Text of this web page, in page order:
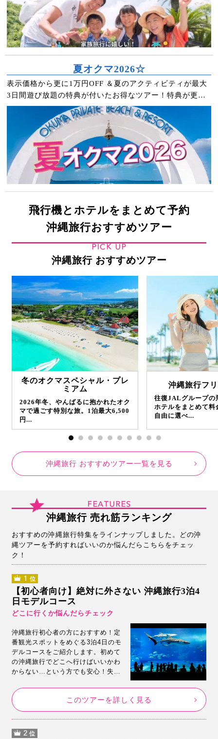
夏オクマ2026☆
表示価格から更に1万円OFF ＆夏のアクティビティが最大
3日間遊び放題の特典が付いたお得なツアー！特典が更に
豪華なプレミアムプランもあります。
飛行機とホテルをまとめて予約
沖縄旅行おすすめツアー
PICK UP
沖縄旅行 おすすめツアー
冬のオクマスペシャル・プレ
ミアム
2026年冬、やんばるに抱かれたオク
マで過ごす特別な旅。1泊最大6,500
円...
沖縄旅行フ
往復JALグループの
ホテルをまとめて料
自由に選べ...
沖縄旅行 おすすめツアー一覧を見る
FEATURES
沖縄旅行 売れ筋ランキング
おすすめの沖縄旅行特集をラインナップしました。どの沖
縄ツアーを予約すればいいのか悩んだらこちらをチェッ
ク！
1 位
【初心者向け】絶対に外さない 沖縄旅行3泊4
日モデルコース
どこに行くか悩んだらチェック
沖縄旅行初心者の方におすすめ！定
番観光スポットをめぐる3泊4日のモ
デルコースをご紹介します。初めて
の沖縄旅行でどこへ行けばいいかわ
からない…という方でも安心！失敗
デルコースに最適な3泊4日フリープ
ランも掲載しているので気に入った
らそのまま即予約！
このツアーを詳しく見る
2 位